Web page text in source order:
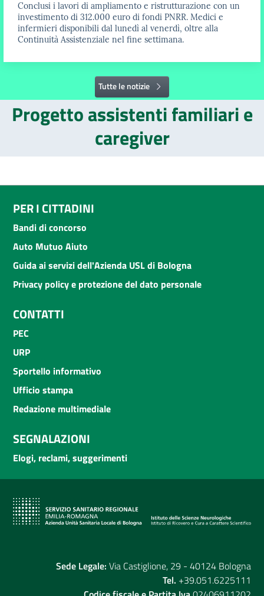
Conclusi i lavori di ampliamento e ristrutturazione con un
investimento di 312.000 euro di fondi PNRR. Medici e
infermieri disponibili dal lunedì al venerdì, oltre alla
Continuità Assistenziale nel fine settimana.
Tutte le notizie
Progetto assistenti familiari e
caregiver
PER I CITTADINI
Bandi di concorso
Auto Mutuo Aiuto
Guida ai servizi dell'Azienda USL di Bologna
Privacy policy e protezione del dato personale
CONTATTI
PEC
URP
Sportello informativo
Ufficio stampa
Redazione multimediale
SEGNALAZIONI
Elogi, reclami, suggerimenti
Sede Legale: Via Castiglione, 29 - 40124 Bologna
Tel. +39.051.6225111